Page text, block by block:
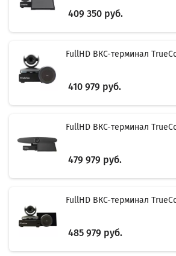
409 350 руб.
FullHD ВКС-терминал
410 979 руб.
FullHD ВКС-терминал
479 979 руб.
FullHD ВКС-терминал
485 979 руб.